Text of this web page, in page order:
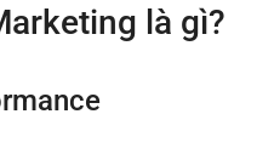
là gì?